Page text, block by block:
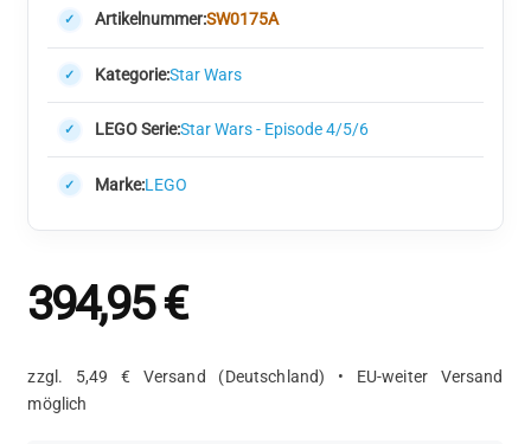
Artikelnummer:SW0175A
Kategorie:Star Wars
LEGO Serie:Star Wars - Episode 4/5/6
Marke:LEGO
394,95€
zzgl. 5,49 € Versand (Deutschland) • EU-weiter Versand
möglich